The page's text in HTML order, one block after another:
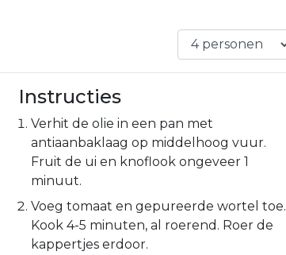
Instructies
Verhit de olie in een pan met
antiaanbaklaag op middelhoog vuur.
Fruit de ui en knoflook ongeveer 1
minuut.
Voeg tomaat en gepureerde wortel toe.
Kook 4-5 minuten, al roerend. Roer de
kappertjes erdoor.